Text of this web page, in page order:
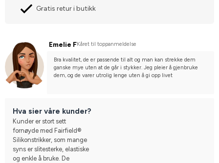
Gratis retur i butikk
Emelie FKåret til toppanmeldelse
Bra kvalitet, de er passende til alt og man kan strekke dem
ganske mye uten at de går i stykker. Jeg pleier å gjenbruke
dem, og de varer utrolig lenge uten å gi opp livet
Hva sier våre kunder?
Kunder er stort sett
fornøyde med Fairfield®
Silikonstrikker, som mange
syns er slitesterke, elastiske
og enkle å bruke. De